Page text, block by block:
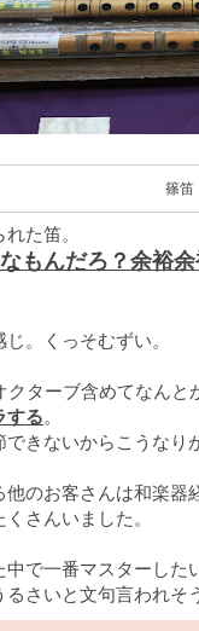
篠笛
た笛。
もんだろ？余裕余
。くっそむずい。
クターブ含めてなん
する。
きないからこうなり
他のお客さんは和楽器
さんいました。
で一番マスターした
さいと文句言われそ